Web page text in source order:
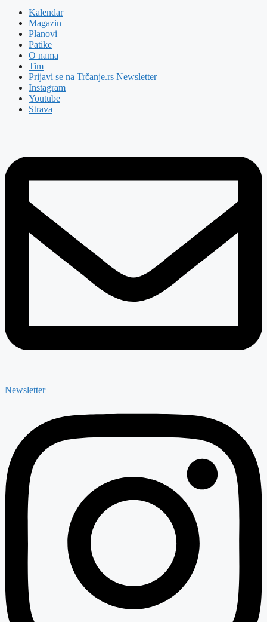
Kalendar
Magazin
Planovi
Patike
O nama
Tim
Prijavi se na Trčanje.rs Newsletter
Instagram
Youtube
Strava
Newsletter